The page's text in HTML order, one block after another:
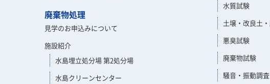
廃棄物処理
見学のお申込みについて
施設紹介
水島埋立処分場 第2処分場
水島クリーンセンター
水質試験
土壌・改良土
悪臭試験
廃棄物試験
騒音・振動調査